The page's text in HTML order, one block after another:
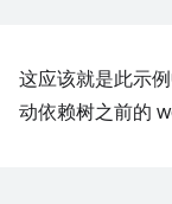
这应该就是此示
动依赖树之前的